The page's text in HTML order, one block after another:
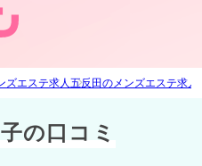
ズエステ求人五反田のメンズエステ求人
の口コミ